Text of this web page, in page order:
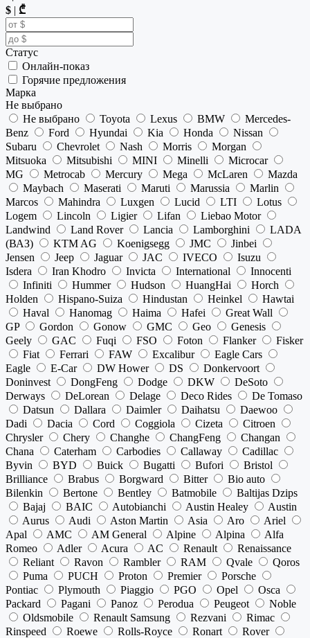
$ | ₾
Статус
Онлайн-показ
Горячие предложения
Марка
Не выбрано
Не выбрано
Toyota Lexus BMW
Mercedes-
Benz
Ford Hyundai Kia Honda
Nissan
Subaru
Chevrolet Nash Morris
Morgan
Mitsuoka
Mitsubishi MINI Minelli
Microcar
MG
Metrocab Mercury Mega McLaren
Mazda
Maybach
Maserati Maruti Marussia
Marlin
Marcos
Mahindra Luxgen Lucid LTI
Lotus
Logem
Lincoln Ligier Lifan
Liebao Motor
Landwind
Land Rover Lancia Lamborghini
LADA
(ВАЗ)
KTM AG Koenigsegg JMC
Jinbei
Jensen
Jeep Jaguar JAC IVECO
Isuzu
Isdera
Iran Khodro Invicta International
Innocenti
Infiniti
Hummer Hudson HuangHai
Horch
Holden
Hispano-Suiza Hindustan Heinkel
Hawtai
Haval
Hanomag Haima Hafei
Great Wall
GP
Gordon Gonow GMC Geo
Genesis
Geely
GAC Fuqi FSO Foton Flanker
Fisker
Fiat
Ferrari FAW Excalibur
Eagle Cars
Eagle
E-Car DW Hower DS
Donkervoort
Doninvest
DongFeng Dodge DKW
DeSoto
Derways
DeLorean Delage Deco Rides
De Tomaso
Datsun
Dallara Daimler Daihatsu
Daewoo
Dadi
Dacia Cord Coggiola Cizeta
Citroen
Chrysler
Chery Changhe ChangFeng
Changan
Chana
Caterham Carbodies Callaway
Cadillac
Byvin
BYD Buick Bugatti Bufori
Bristol
Brilliance
Brabus Borgward Bitter
Bio auto
Bilenkin
Bertone Bentley Batmobile
Baltijas Dzips
Bajaj
BAIC Autobianchi Austin Healey
Austin
Aurus
Audi Aston Martin Asia Aro
Ariel
Apal
AMC AM General Alpine Alpina
Alfa
Romeo
Adler Acura AC Renault
Renaissance
Reliant
Ravon Rambler RAM Qvale
Qoros
Puma
PUCH Proton Premier
Porsche
Pontiac
Plymouth Piaggio PGO Opel
Osca
Packard
Pagani Panoz Perodua Peugeot
Noble
Oldsmobile
Renault Samsung Rezvani
Rimac
Rinspeed
Roewe Rolls-Royce Ronart
Rover